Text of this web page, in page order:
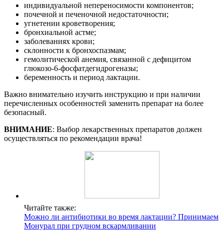
индивидуальной непереносимости компонентов;
почечной и печеночной недостаточности;
угнетении кроветворения;
бронхиальной астме;
заболеваниях крови;
склонности к бронхоспазмам;
гемолитической анемия, связанной с дефицитом
глюкозо-6-фосфатдегидрогеназы;
беременность и период лактации.
Важно внимательно изучить инструкцию и при наличии
перечисленных особенностей заменить препарат на более
безопасный.
ВНИМАНИЕ: Выбор лекарственных препаратов должен
осуществляться по рекомендации врача!
Читайте также:
Можно ли антибиотики во время лактации? Принимаем
Монурал при грудном вскармливании